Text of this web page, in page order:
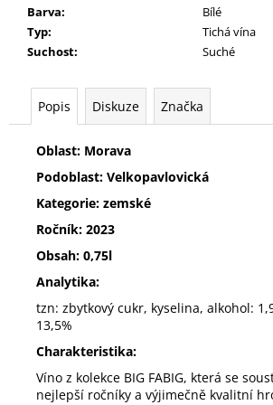
Barva:
Bílé
Typ:
Tichá vína
Suchost: Suché
Popis Diskuze Značka
Oblast: Morava
Podoblast: Velkopavlovická
Kategorie: zemské
Ročník: 2023
Obsah: 0,75l
Analytika:
tzn: zbytkový cukr, kyselina, alkohol:
13,5%
Charakteristika:
Víno z kolekce BIG FABIG, která se
nejlepší ročníky a výjimečně kvalitní
m
e
ZELENÉ
RŮŽENY